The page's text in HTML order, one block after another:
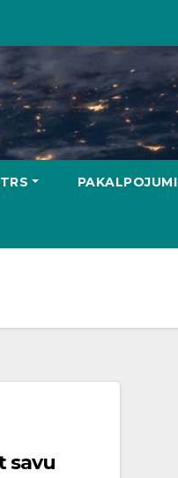
PAKALPOJUMI
savu